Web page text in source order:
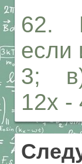
62.
если
3;
12х -